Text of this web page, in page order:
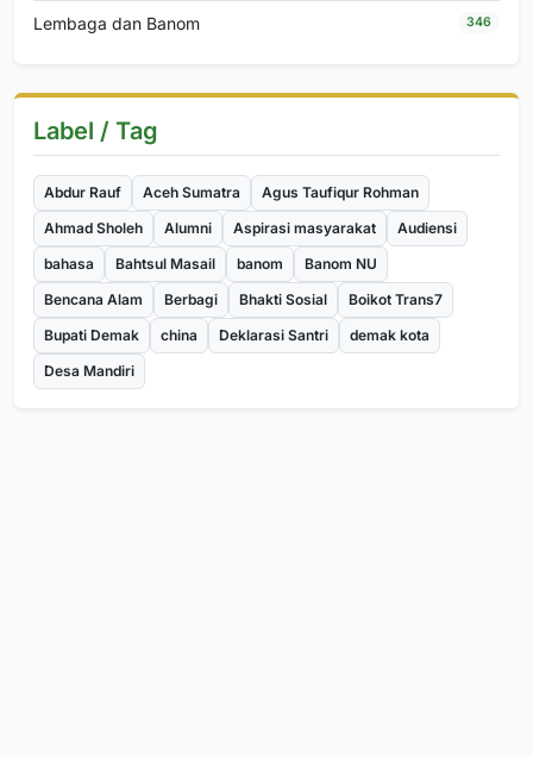
Lembaga dan Banom 346
Label / Tag
Abdur Rauf Aceh Sumatra
Agus Taufiqur Rohman
Ahmad Sholeh
Alumni Aspirasi masyarakat
Audiensi
bahasa
Bahtsul Masail banom
Banom NU
Bencana Alam
Berbagi Bhakti Sosial
Boikot Trans7
Bupati Demak
china Deklarasi Santri
demak kota
Desa Mandiri